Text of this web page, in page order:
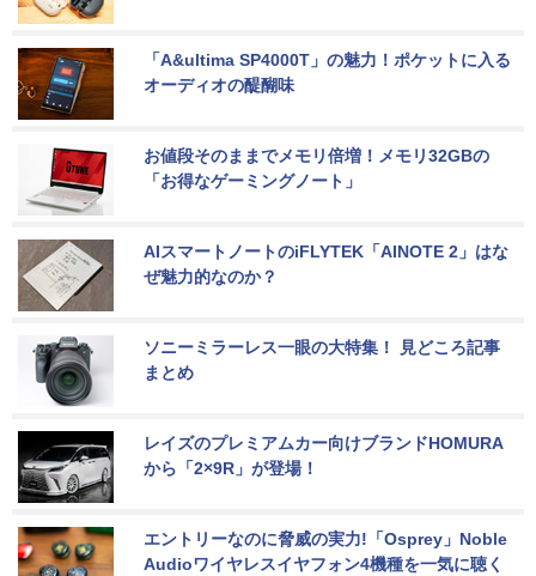
「A&ultima SP4000T」の魅力！ポケットに入る
オーディオの醍醐味
お値段そのままでメモリ倍増！メモリ32GBの
「お得なゲーミングノート」
AIスマートノートのiFLYTEK「AINOTE 2」はな
ぜ魅力的なのか？
ソニーミラーレス一眼の大特集！ 見どころ記事
まとめ
レイズのプレミアムカー向けブランドHOMURA
から「2×9R」が登場！
エントリーなのに脅威の実力!「Osprey」Noble
Audioワイヤレスイヤフォン4機種を一気に聴く